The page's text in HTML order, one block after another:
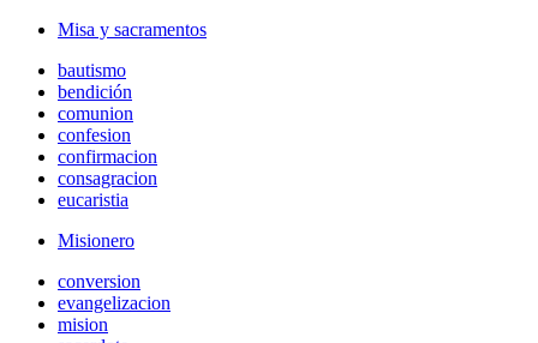
Misa y sacramentos
bautismo
bendición
comunion
confesion
confirmacion
consagracion
eucaristia
Misionero
conversion
evangelizacion
mision